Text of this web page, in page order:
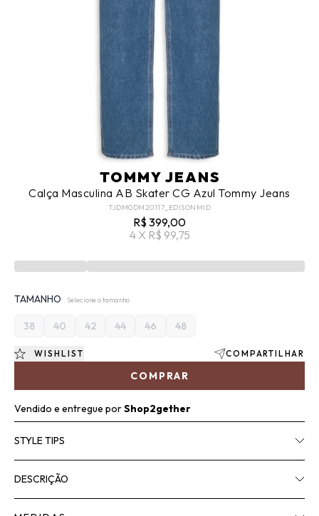
TOMMY JEANS
Calça Masculina AB Skater CG Azul Tommy Jeans
TJDM0DM20117_EDISONMID
R$ 399,00
4 X R$ 99,75
TAMANHO Selecione o tamanho
38 40 42 44 46 48
COMPRAR
WISHLIST COMPARTILHAR
Vendido e entregue porShop2gether
STYLE TIPS
DESCRIÇÃO